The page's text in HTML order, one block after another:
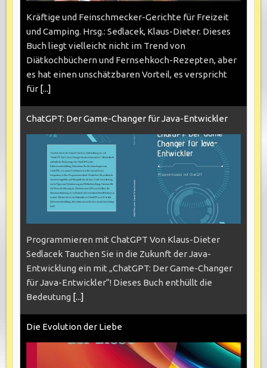
Kräftige und Feinschmecker-Gerichte für Freizeit
und Camping. Hrsg.: Sedlacek, Klaus-Dieter. Dieses
Buch liegt vielleicht nicht im Trend von
Diätkochbüchern und Fernsehkoch-Rezepten, aber
es hat einen unschätzbaren Vorteil, es verspricht
für [...]
ChatGPT: Der Game-Changer für Java-Entwickler
Programmieren mit ChatGPT Von Klaus-Dieter
Sedlacek Tauchen Sie in die Zukunft der Java-
Entwicklung ein mit „ChatGPT: Der Game-Changer
für Java-Entwickler“! Dieses Buch enthüllt die
Bedeutung [...]
Die Evolution der Liebe